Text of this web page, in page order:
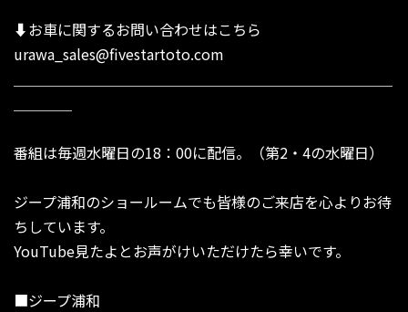
⬇︎お車に関するお問い合わせはこちら
urawa_sales@fivestartoto.com
番組は毎週水曜日の18：00に配信。（第2・4の水曜日）
ジープ浦和のショールームでも皆様のご来店を心よりお待
ちしています。
YouTube見たよとお声がけいただけたら幸いです。
■ジープ浦和